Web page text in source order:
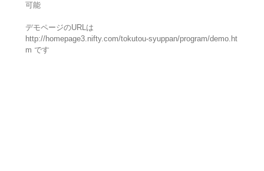
可能
デモページのURLは
http://homepage3.nifty.com/tokutou-syuppan/program/demo.ht
m です